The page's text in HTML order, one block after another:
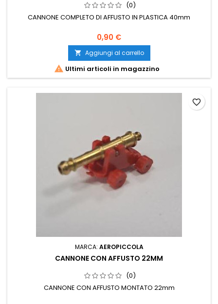
(0)
CANNONE COMPLETO DI AFFUSTO IN PLASTICA 40mm
0,90 €
 Aggiungi al carrello
 Ultimi articoli in magazzino
MARCA: AEROPICCOLA
CANNONE CON AFFUSTO 22MM
(0)
CANNONE CON AFFUSTO MONTATO 22mm
favorite_border